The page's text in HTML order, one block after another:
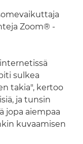
Zoom® -
sulkea
takia", kertoo
ja tunsin
jopa aiempaa
kuvaamisen